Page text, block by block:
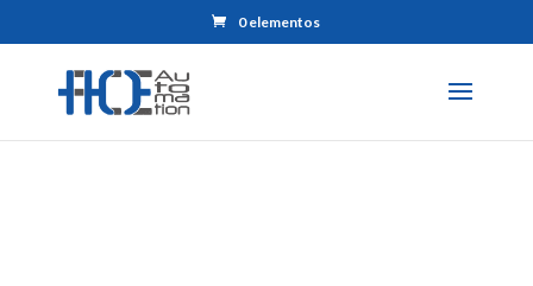
0 elementos